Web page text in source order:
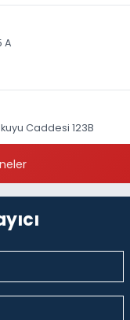
A
Caddesi 123B